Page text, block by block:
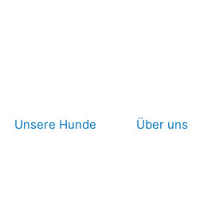
Unsere Hunde Über uns